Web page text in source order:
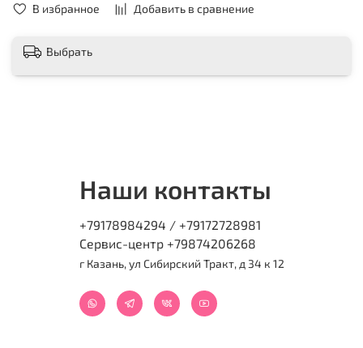
В избранное Добавить в сравнение
Выбрать
Наши контакты
+79178984294 / +79172728981
Сервис-центр +79874206268
г Казань, ул Сибирский Тракт, д 34 к 12